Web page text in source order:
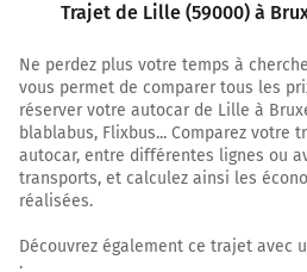
Trajet de Lille (59000) à
Ne perdez plus votre temps à
vous permet de comparer tous les
réserver votre autocar de Lille à
blablabus, Flixbus... Comparez votre
autocar, entre différentes lignes ou
transports, et calculez ainsi les
réalisées.
Découvrez également ce trajet avec